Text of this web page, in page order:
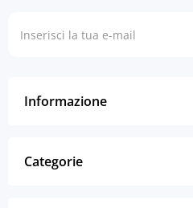
Informazione
Categorie